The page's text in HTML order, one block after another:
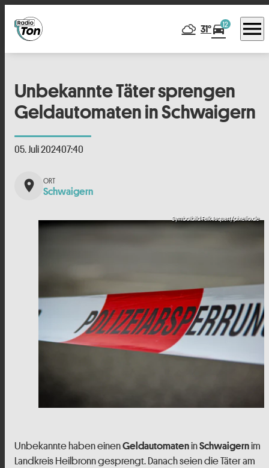
31°directions_car12 menu
Unbekannte Täter sprengen
Geldautomaten in Schwaigern
05. Juli 202407:40
place Schwaigern
Symbolbild Falk Jaquart/pixelio.de
Unbekannte haben einenGeldautomateninSchwaigernim
Landkreis Heilbronn gesprengt. Danach seien die Täter am